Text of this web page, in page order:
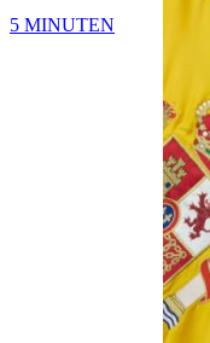
5 MINUTEN